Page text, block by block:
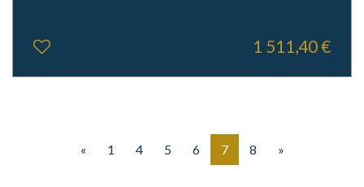
1 511,40 €
« 1 4 5 6 7 8 »